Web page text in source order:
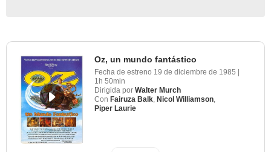
Oz, un mundo fantástico
Fecha de estreno 19 de diciembre de 1985 |
1h 50min
Dirigida por Walter Murch
Con Fairuza Balk Nicol Williamson
Piper Laurie